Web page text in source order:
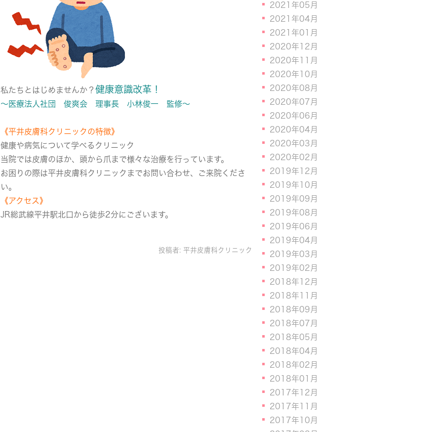
私たちとはじめませんか？ 健康意識改革！
～医療法人社団 俊爽会 理事長 小林俊一 監修～
《平井皮膚科クリニックの特徴》
健康や病気について学べるクリニック
当院では皮膚のほか、頭から爪まで様々な治療を行っています。
お困りの際は平井皮膚科クリニックまでお問い合わせ、ご来院くださ
い。
《アクセス》
JR総武線平井駅北口から徒歩2分にございます。
投稿者: 平井皮膚科クリニック
2021年05月
2021年04月
2021年01月
2020年12月
2020年11月
2020年10月
2020年08月
2020年07月
2020年06月
2020年04月
2020年03月
2020年02月
2019年12月
2019年10月
2019年09月
2019年08月
2019年06月
2019年04月
2019年03月
2019年02月
2018年12月
2018年11月
2018年09月
2018年07月
2018年05月
2018年04月
2018年02月
2018年01月
2017年12月
2017年11月
2017年10月